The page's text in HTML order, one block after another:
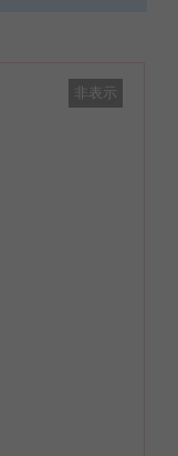
非表示